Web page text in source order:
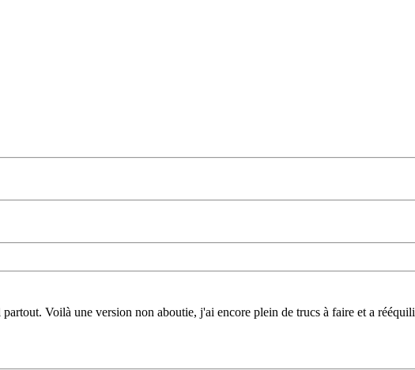
Voilà une version non aboutie, j'ai encore plein de trucs à faire et a